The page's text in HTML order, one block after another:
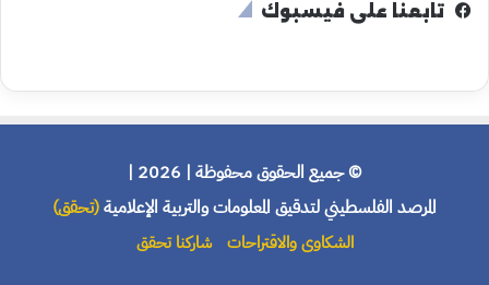
تابعنا على فيسبوك
© جميع الحقوق محفوظة | 2026 |
المرصد الفلسطيني لتدقيق المعلومات والتربية الإعلامية(تحقق)
الشكاوى والاقتراحات شاركنا تحقق